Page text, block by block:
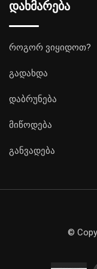
დახმარება
როგორ ვიყიდოთ?
გადახდა
დაბრუნება
მიწოდება
განვადება
©